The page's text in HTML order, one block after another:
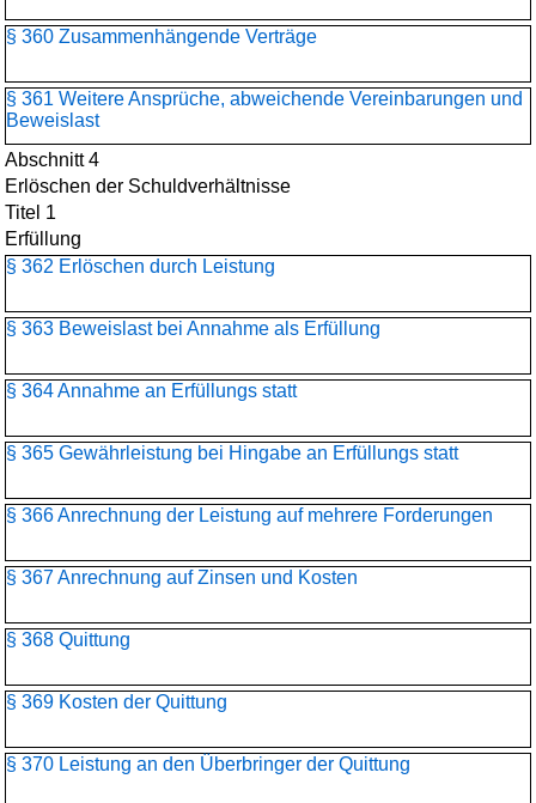
§ 360 Zusammenhängende Verträge
§ 361 Weitere Ansprüche, abweichende Vereinbarungen und
Beweislast
Abschnitt 4
Erlöschen der Schuldverhältnisse
Titel 1
Erfüllung
§ 362 Erlöschen durch Leistung
§ 363 Beweislast bei Annahme als Erfüllung
§ 364 Annahme an Erfüllungs statt
§ 365 Gewährleistung bei Hingabe an Erfüllungs statt
§ 366 Anrechnung der Leistung auf mehrere Forderungen
§ 367 Anrechnung auf Zinsen und Kosten
§ 368 Quittung
§ 369 Kosten der Quittung
§ 370 Leistung an den Überbringer der Quittung